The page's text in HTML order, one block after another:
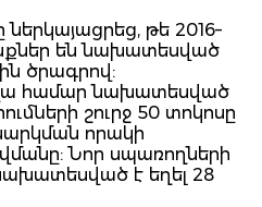
թե 2016–
են նախատեսված
ծրագրով:
համար նախատեսված
շուրջ 50 տոկոսը
որակի
Նոր սպառողների
է եղել 28